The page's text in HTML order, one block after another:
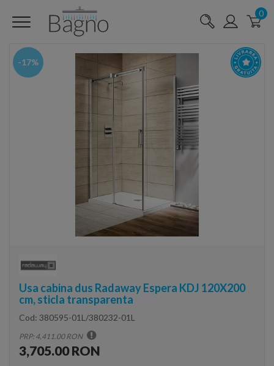
0
-17%
Usa cabina dus Radaway Espera KDJ 120X200
cm, sticla transparenta
Cod: 380595-01L/380232-01L
PRP: 4,411.00 RON
3,705.00 RON